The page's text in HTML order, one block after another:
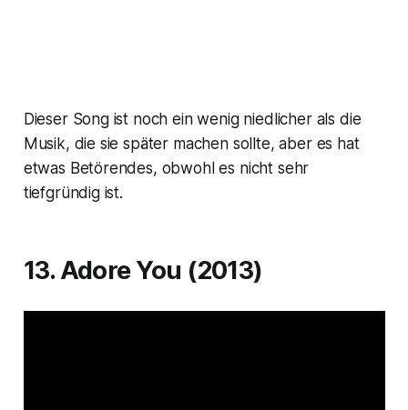
Dieser Song ist noch ein wenig niedlicher als die
Musik, die sie später machen sollte, aber es hat
etwas Betörendes, obwohl es nicht sehr
tiefgründig ist.
13. Adore You (2013)